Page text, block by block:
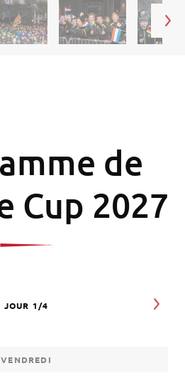
de
Cup 2027
VENDREDI